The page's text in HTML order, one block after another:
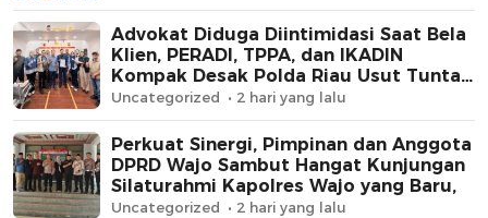
Advokat Diduga Diintimidasi Saat Bela
Klien, PERADI, TPPA, dan IKADIN
Kompak Desak Polda Riau Usut Tuntas
Dugaan Premanisme
Uncategorized 2 hari yang lalu
Perkuat Sinergi, Pimpinan dan Anggota
DPRD Wajo Sambut Hangat Kunjungan
Silaturahmi Kapolres Wajo yang Baru,
Uncategorized 2 hari yang lalu